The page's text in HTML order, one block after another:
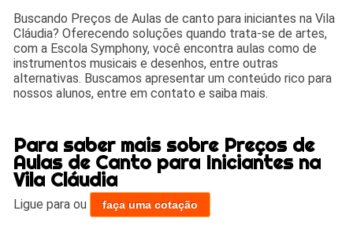
Buscando Preços de Aulas de canto para iniciantes na Vila
Cláudia? Oferecendo soluções quando trata-se de artes,
com a Escola Symphony, você encontra aulas como de
instrumentos musicais e desenhos, entre outras
alternativas. Buscamos apresentar um conteúdo rico para
nossos alunos, entre em contato e saiba mais.
Para saber mais sobre Preços de
Aulas de Canto para Iniciantes na
Vila Cláudia
Ligue paraou faça uma cotação